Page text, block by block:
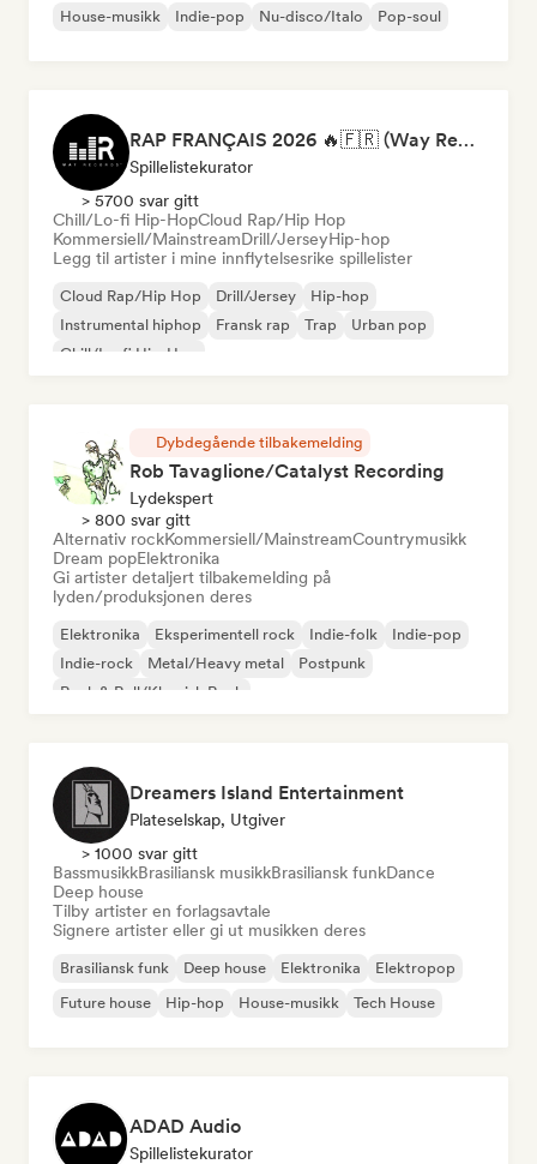
House-musikk Indie-pop Nu-disco/Italo Pop-soul
RAP FRANÇAIS 2026 🔥🇫🇷 (Way Records)
Spillelistekurator
> 5700 svar gitt
Chill/Lo-fi Hip-HopCloud Rap/Hip Hop
Kommersiell/MainstreamDrill/JerseyHip-hop
Legg til artister i mine innflytelsesrike spillelister
Cloud Rap/Hip Hop Drill/Jersey
Hip-hop
Instrumental hiphop
Fransk rap Trap
Urban pop
Chill/Lo-fi Hip-Hop
Dybdegående tilbakemelding
Rob Tavaglione/Catalyst Recording
Lydekspert
> 800 svar gitt
Alternativ rockKommersiell/MainstreamCountrymusikk
Dream popElektronika
Gi artister detaljert tilbakemelding på
lyden/produksjonen deres
Elektronika Eksperimentell rock Indie-folk
Indie-pop
Indie-rock
Metal/Heavy metal
Postpunk
Rock & Roll/Klassisk Rock
Dreamers Island Entertainment
Plateselskap, Utgiver
> 1000 svar gitt
BassmusikkBrasiliansk musikkBrasiliansk funkDance
Deep house
Tilby artister en forlagsavtale
Signere artister eller gi ut musikken deres
Brasiliansk funk Deep house Elektronika
Elektropop
Future house
Hip-hop House-musikk Tech House
ADAD Audio
Spillelistekurator